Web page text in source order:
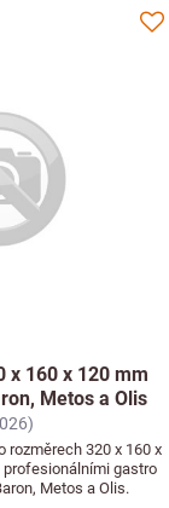
x 160 x 120 mm
Metos a Olis
rozměrech 320 x 160 x
profesionálními gastro
Metos a Olis.